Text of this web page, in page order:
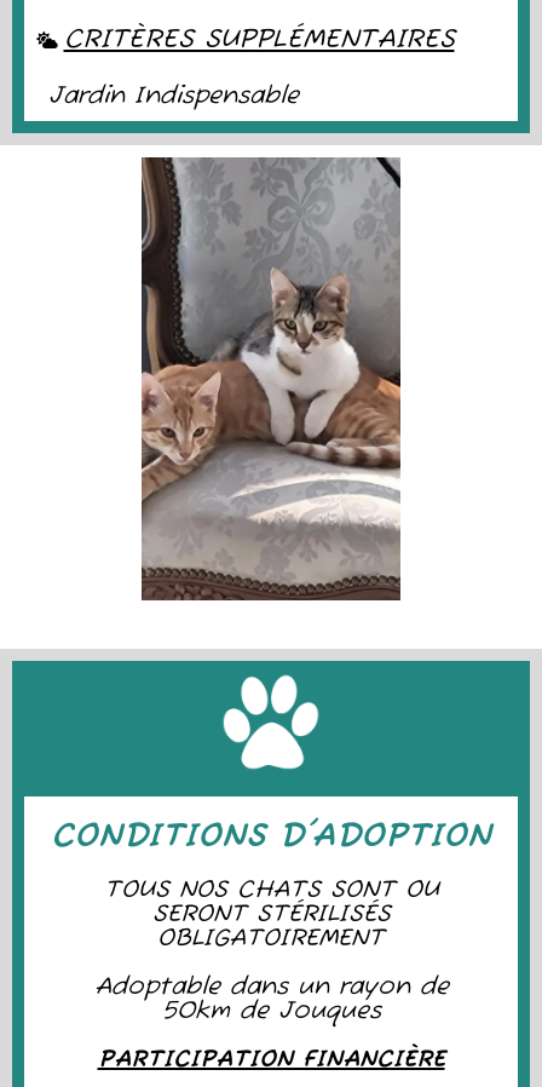
CRITÈRES SUPPLÉMENTAIRES
Jardin Indispensable
CONDITIONS D'ADOPTION
TOUS NOS CHATS SONT OU
SERONT STÉRILISÉS
OBLIGATOIREMENT
Adoptable dans un rayon de
50km de Jouques
PARTICIPATION FINANCIÈRE